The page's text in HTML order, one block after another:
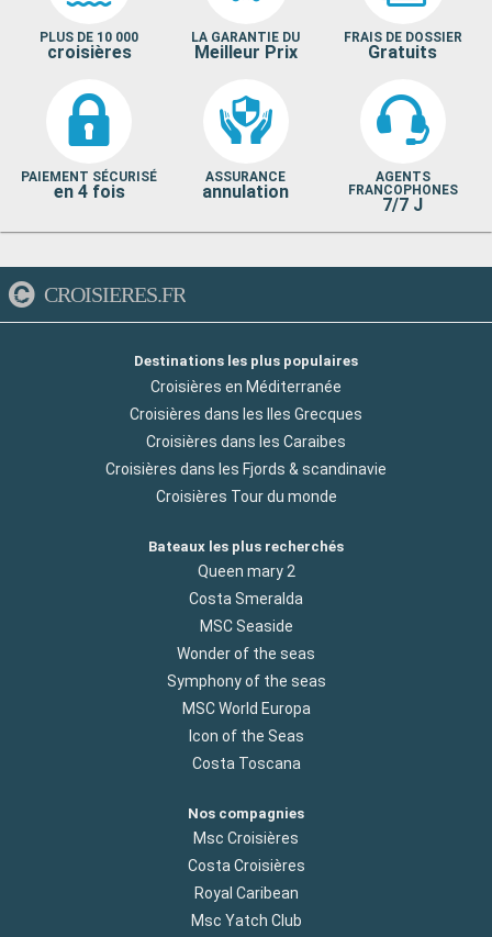
PLUS DE 10 000
croisières
LA GARANTIE DU
Meilleur Prix
FRAIS DE DOSSIER
Gratuits
PAIEMENT SÉCURISÉ
en 4 fois
ASSURANCE
annulation
AGENTS
FRANCOPHONES
7/7 J
CROISIERES.FR
Destinations les plus populaires
Croisières en Méditerranée
Croisières dans les Iles Grecques
Croisières dans les Caraibes
Croisières dans les Fjords & scandinavie
Croisières Tour du monde
Bateaux les plus recherchés
Queen mary 2
Costa Smeralda
MSC Seaside
Wonder of the seas
Symphony of the seas
MSC World Europa
Icon of the Seas
Costa Toscana
Nos compagnies
Msc Croisières
Costa Croisières
Royal Caribean
Msc Yatch Club